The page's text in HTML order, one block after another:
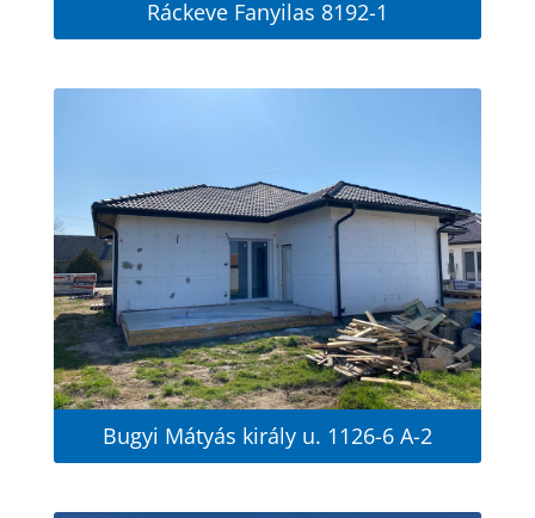
Ráckeve Fanyilas 8192-1
Bugyi Mátyás király u. 1126-6 A-2